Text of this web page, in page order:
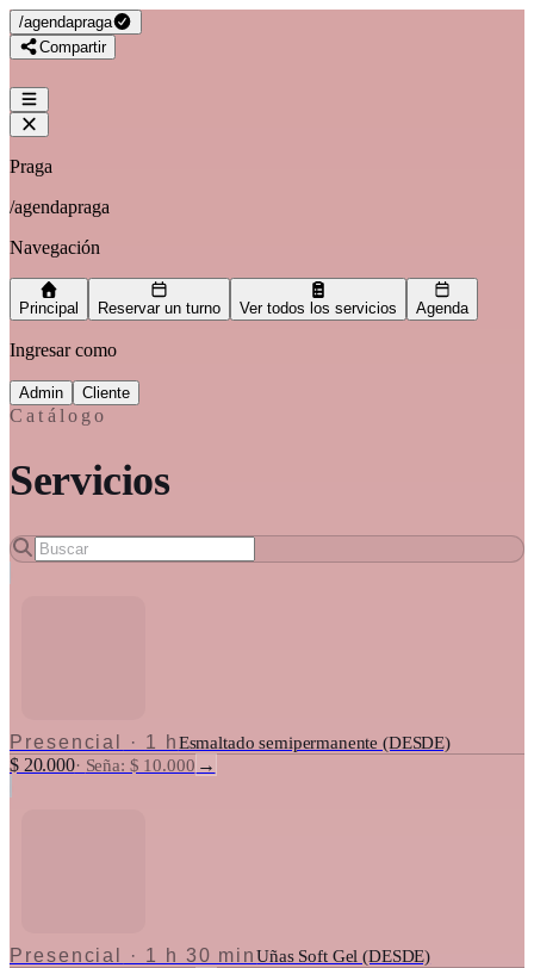
/agendapraga
Compartir
Praga
/agendapraga
Navegación
Principal Reservar un turno Ver todos los servicios Agenda
Ingresar como
Admin Cliente
Catálogo
Servicios
Presencial · 1 hEsmaltado semipermanente (DESDE)
$ 20.000· Seña: $ 10.000 →
Presencial · 1 h 30 minUñas Soft Gel (DESDE)